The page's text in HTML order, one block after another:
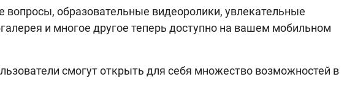
образовательные видеоролики, увлекательные
и многое другое теперь доступно на вашем мобильном
смогут открыть для себя множество возможностей в